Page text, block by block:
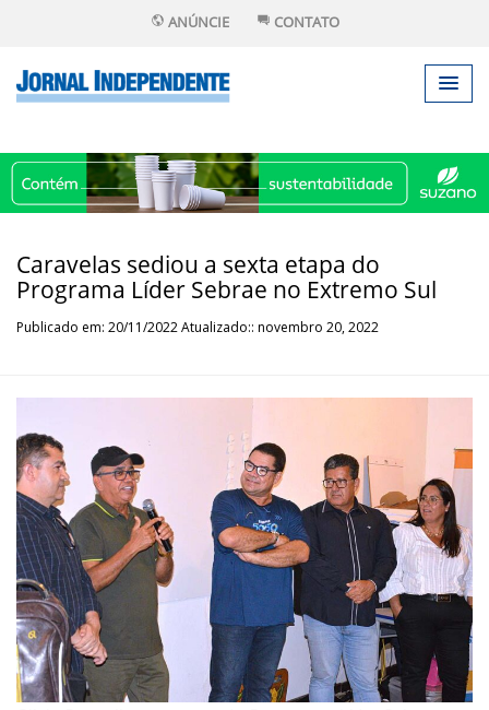
ANÚNCIE CONTATO
Caravelas sediou a sexta etapa do
Programa Líder Sebrae no Extremo Sul
Publicado em: 20/11/2022 Atualizado:: novembro 20, 2022